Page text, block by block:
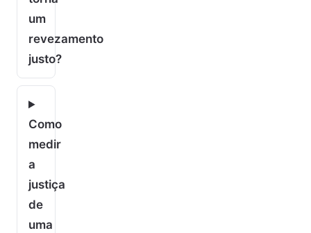
um
revezamento
justo?
Como
medir
a
justiça
de
uma